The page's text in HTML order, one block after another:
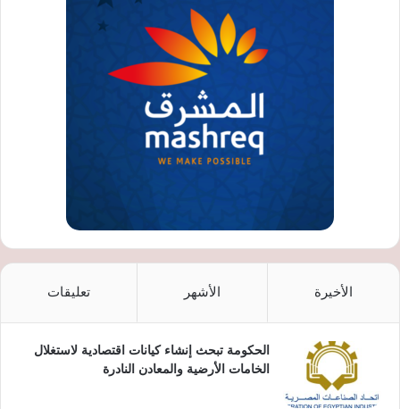
الأخيرة الأشهر تعليقات
الحكومة تبحث إنشاء كيانات اقتصادية لاستغلال
الخامات الأرضية والمعادن النادرة